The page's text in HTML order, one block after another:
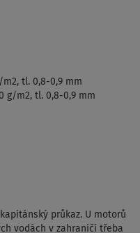
tl. 0,8-0,9 mm
g/m2, tl. 0,8-0,9 mm
průkaz. U motorů
vodách v zahraničí třeba